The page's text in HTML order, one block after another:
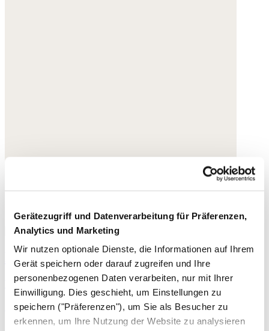
Gerätezugriff und Datenverarbeitung für Präferenzen,
Analytics und Marketing
Wir nutzen optionale Dienste, die Informationen auf Ihrem
Gerät speichern oder darauf zugreifen und Ihre
personenbezogenen Daten verarbeiten, nur mit Ihrer
Einwilligung. Dies geschieht, um Einstellungen zu
speichern ("Präferenzen"), um Sie als Besucher zu
erkennen, um Ihre Nutzung der Website zu analysieren
Bedruckte Bluse
Bio-Baumwolle
165,- €